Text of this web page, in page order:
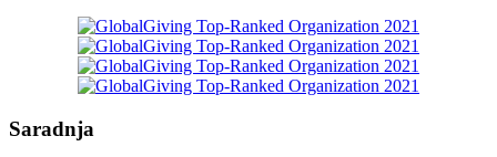
Saradnja